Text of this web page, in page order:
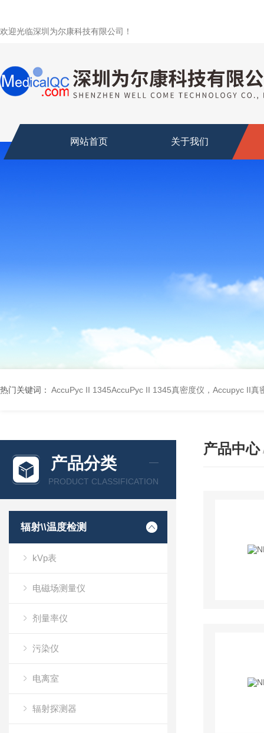
欢迎光临深圳为尔康科技有限公司！
网站首页 关于我们
热门关键词： AccuPyc II 1345AccuPyc II 1345真密度仪，Accupyc II真
产品分类
PRODUCT CLASSIFICATION
辐射\\温度检测
kVp表
电磁场测量仪
剂量率仪
污染仪
电离室
辐射探测器
产品中心